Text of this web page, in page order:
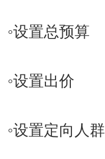
◦​设置总预算
◦​设置出价
◦​设置定向人群